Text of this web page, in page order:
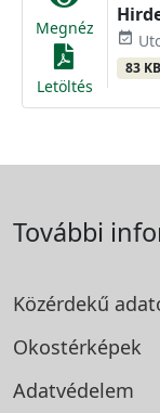
Megnéz
Letöltés
event_available
83 KB
További
Közérdekű
Okostérképek
Adatvédelem